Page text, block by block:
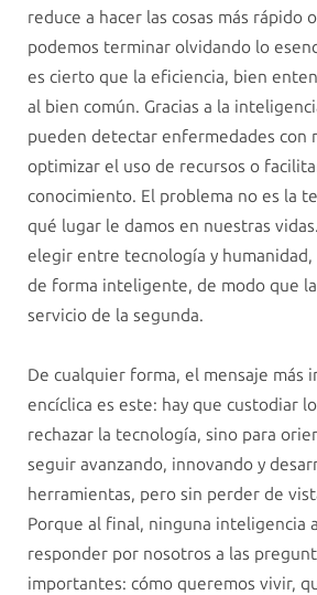
reduce a hacer las cosas más rápido
podemos terminar olvidando lo
es cierto que la eficiencia, bien
al bien común. Gracias a la
pueden detectar enfermedades con
optimizar el uso de recursos o
conocimiento. El problema no es la
qué lugar le damos en nuestras
elegir entre tecnología y
de forma inteligente, de modo que
servicio de la segunda.
De cualquier forma, el mensaje más
encíclica es este: hay que custodiar
rechazar la tecnología, sino para
seguir avanzando, innovando y
herramientas, pero sin perder de
Porque al final, ninguna inteligencia
responder por nosotros a las
importantes: cómo queremos vivir,